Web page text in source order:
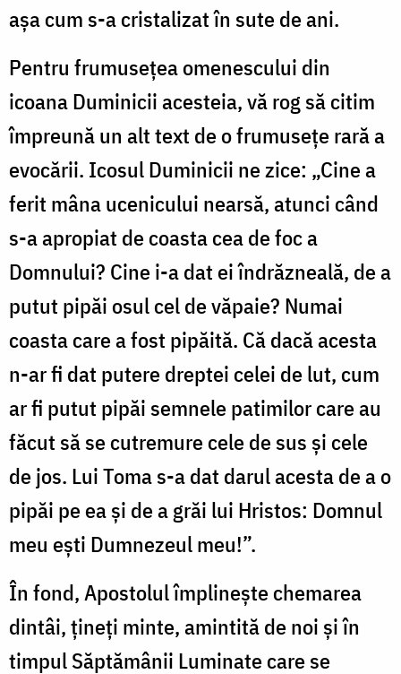
așa cum s-a cristalizat în sute de ani.
Pentru frumusețea omenescului din
icoana Duminicii acesteia, vă rog să citim
împreună un alt text de o frumusețe rară a
evocării. Icosul Duminicii ne zice: „Cine a
ferit mâna ucenicului nearsă, atunci când
s-a apropiat de coasta cea de foc a
Domnului? Cine i-a dat ei îndrăzneală, de a
putut pipăi osul cel de văpaie? Numai
coasta care a fost pipăită. Că dacă acesta
n-ar fi dat putere dreptei celei de lut, cum
ar fi putut pipăi semnele patimilor care au
făcut să se cutremure cele de sus și cele
de jos. Lui Toma s-a dat darul acesta de a o
pipăi pe ea și de a grăi lui Hristos: Domnul
meu ești Dumnezeul meu!”.
În fond, Apostolul împlinește chemarea
dintâi, țineți minte, amintită de noi și în
timpul Săptămânii Luminate care se